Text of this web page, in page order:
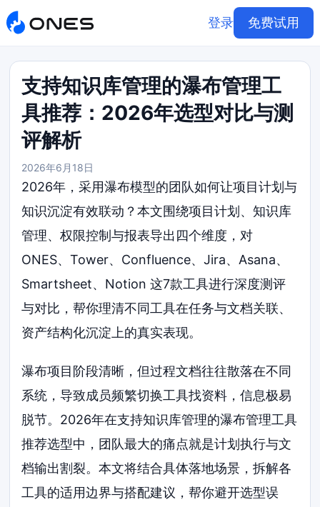
登录 免费试用
支持知识库管理的瀑布管理工
具推荐：2026年选型对比与测
评解析
2026年6月18日
2026年，采用瀑布模型的团队如何让项目计划与
知识沉淀有效联动？本文围绕项目计划、知识库
管理、权限控制与报表导出四个维度，对
ONES、Tower、Confluence、Jira、Asana、
Smartsheet、Notion 这7款工具进行深度测评
与对比，帮你理清不同工具在任务与文档关联、
资产结构化沉淀上的真实表现。
瀑布项目阶段清晰，但过程文档往往散落在不同
系统，导致成员频繁切换工具找资料，信息极易
脱节。2026年在支持知识库管理的瀑布管理工具
推荐选型中，团队最大的痛点就是计划执行与文
档输出割裂。本文将结合具体落地场景，拆解各
工具的适用边界与搭配建议，帮你避开选型误